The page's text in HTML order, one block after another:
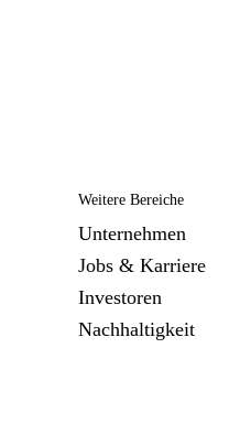
Weitere Bereiche
Unternehmen
Jobs & Karriere
Investoren
Nachhaltigkeit